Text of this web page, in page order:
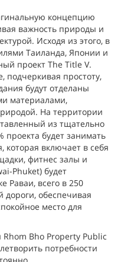
концепцию
важность природы и
Исходя из этого, в
Таиланда, Японии и
проект The Title V.
подчеркивая простоту,
будут отделаны
материалами,
На территории
из тщательно
проекта будет занимать
которая включает в себя
фитнес залы и
Phuket) будет
Раваи, всего в 250
дороги, обеспечивая
место для
Bho Property Public
потребности